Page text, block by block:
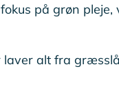
på grøn pleje,
alt fra